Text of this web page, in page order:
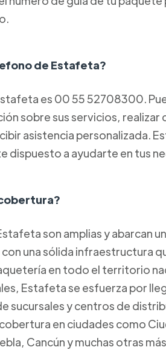
de Estafeta?
es 00 55 52708300.
sobre sus servicios, realizar
asistencia personalizada.
dispuesto a ayudarte en tus
son amplias y abarcan
una sólida infraestructura
en todo el territorio
Estafeta se esfuerza por
sucursales y centros de
en ciudades como
Cancún y muchas otras